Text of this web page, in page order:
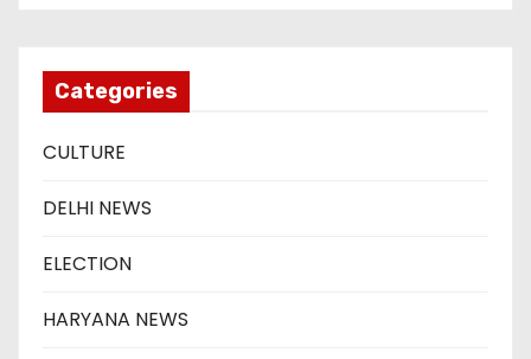
Categories
CULTURE
DELHI NEWS
ELECTION
HARYANA NEWS